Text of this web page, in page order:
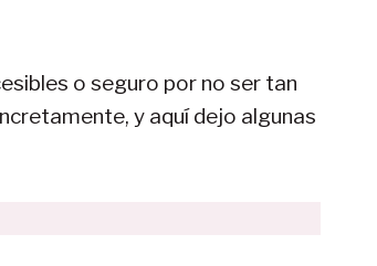
o seguro por no ser tan
y aquí dejo algunas